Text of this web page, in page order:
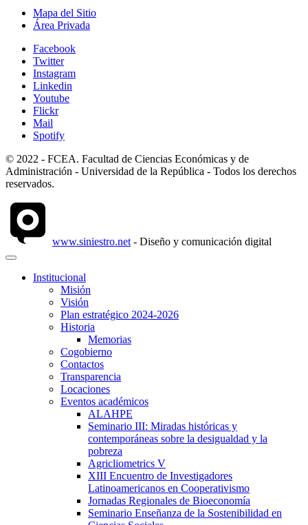
Mapa del Sitio
Área Privada
Facebook
Twitter
Instagram
Linkedin
Youtube
Flickr
Mail
Spotify
© 2022 - FCEA. Facultad de Ciencias Económicas y de
Administración - Universidad de la República - Todos los derechos
reservados.
www.siniestro.net - Diseño y comunicación digital
Institucional
Misión
Visión
Plan estratégico 2024-2026
Historia
Memorias
Cogobierno
Contactos
Transparencia
Locaciones
Eventos académicos
ALAHPE
Seminario III: Miradas históricas y
contemporáneas sobre la desigualdad y la
pobreza
Agricliometrics V
XIII Encuentro de Investigadores
Latinoamericanos en Cooperativismo
Jornadas Regionales de Bioeconomía
Seminario Enseñanza de la Sostenibilidad en